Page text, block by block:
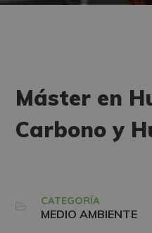
Máster en
Carbono y
CATEGORÍA
MEDIO AMBIENTE